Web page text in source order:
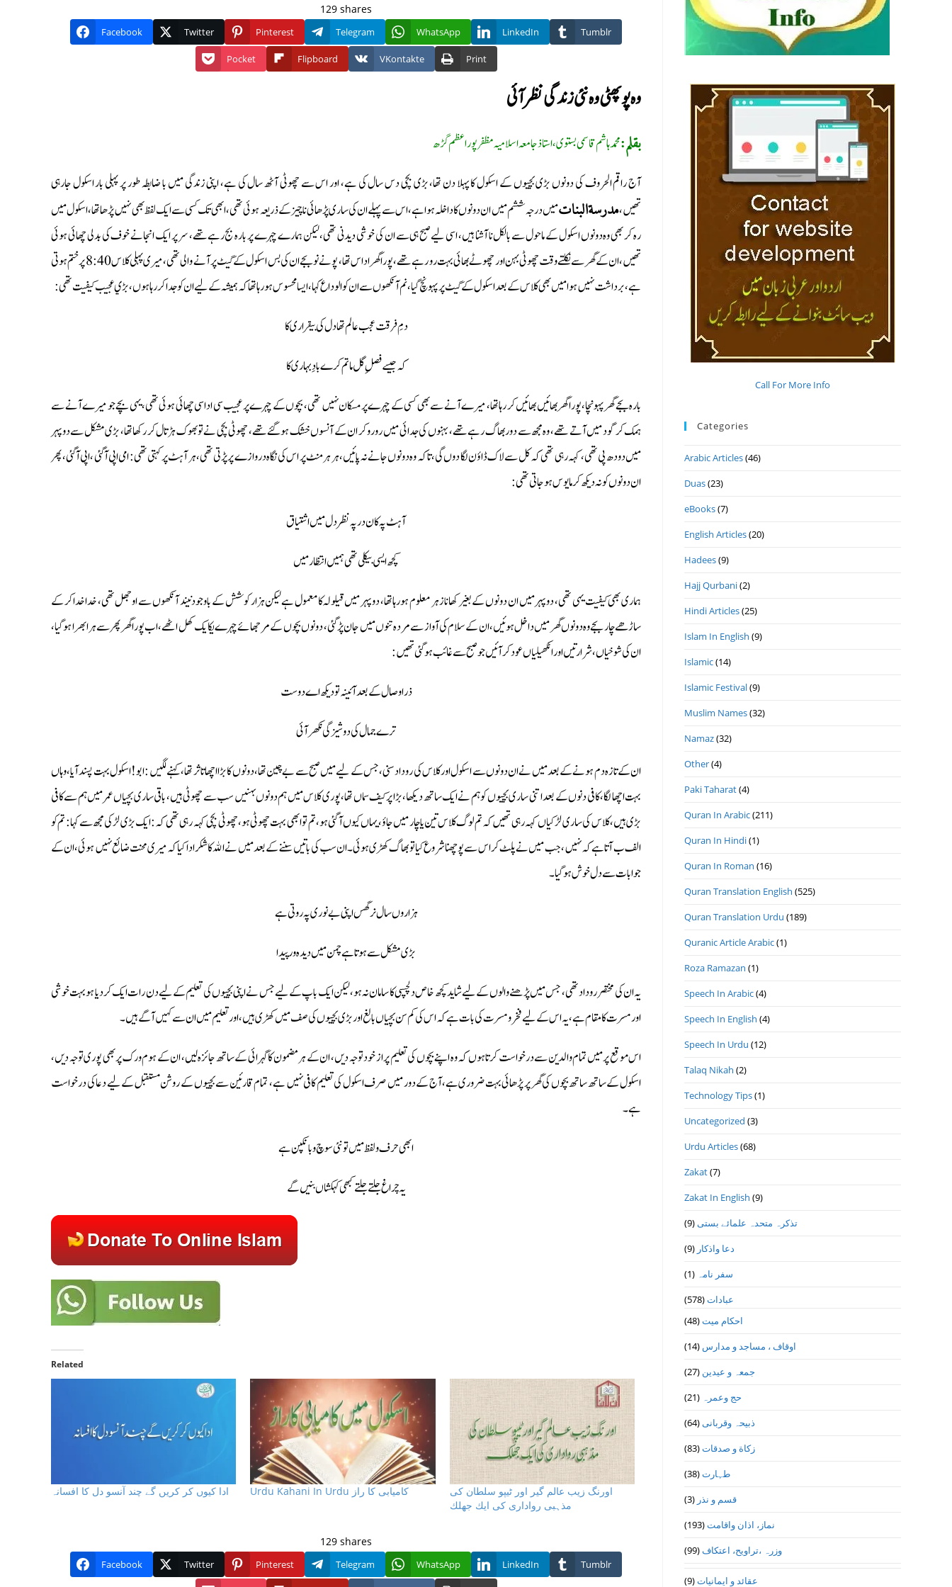
129 shares
Facebook Twitter Pinterest Telegram WhatsApp LinkedIn Tumblr
Pocket Flipboard VKontakte Print
وه پو پھٹى وه نئى زندگى نظر آئى
بقلم:محمد ہاشم قاسمى بستوى، استاذ جامعہ اسلاميہ مظفرپور اعظم گڑھ
آج راقم الحروف كى دونوں بڑى بچيوں كے اسكول كا پہلا دن تھا، بڑى بچى دس سال كى ہے، اور اس سے چھوٹى آٹھ سال كى ہے، اپنى زندگى ميں با ضابطہ طور پر پہلى بار اسكول جارہى
تھيں،مدرسةالبناتميں درجہ ششم ميں ان دونوں كا داخلہ ہوا ہے، اس سے پہلے ان كى سارى پڑھائى ناچيز كے ذريعہ ہوئى تھى، ابھى تك كسى سے ايك لفظ بھى نہيں پڑھا تھا، اسكول ميں
رہ كر بھى وہ دونوں اسكول كے ماحول سے بالكل نا آشنا ہيں، اسى ليےصبح ہى سے ان كى خوشى ديدنى تھى، ليكن ہمارے چہرے پر بارہ بج رہےتھے، سر پر ايك انجانے خوف كى بدلى چھائى ہوئى
تھيں،ان كے گھر سے نكلتے وقت چھوٹى بہن اور چھوٹے بھائى بہت رو رہے تھے، پورا گھر اداس تھا، پونے نوبجے ان كى بس اسكول كے گيٹ پر آنے والى تھى، ميرى پہلى كلاس 8:40 پر ختم ہوتى
ہے، برداشت نہيں ہوا ميں بھى كلاس كے بعد اسكول كے گيٹ پر پہونچ گيا، نم آنكھوں سے ان كو الوداع كہا، ايسا محسوس ہو رہا تھا كہ ہميشہ كے ليے ان كو جدا كر رہا ہوں، بڑي عجيب كيفيت تھى:
دمِ فرقت عجب عالم تھا دل كى بيقرارى كا
كہ جيسے فصلِ گل ماتم كرے بادِ بہارى كا
بارہ بجے گھر پہونچا،پورا گھر بھائيں بھائيں كر رہا تھا، ميرے آنے سے بھى كسى كے چہرے پر مسكان نہيں تھى، بچوں كے چہرے پر عجيب سى اداسى چھائى ہوئى تھى،يہى بچے جو ميرے آنے سے
ہمك كر گود ميں آتے تھے ، وہ مجھ سے دور بھاگ رہے تھے،بہنوں كى جدائى ميں رو رو كر ان كے آنسوں خشك ہوگئے تھے، چھوٹى بچى نے تو بھوك ہڑتال كر ركھا تھا، بڑى مشكل سے دوپہر
ميں دودھ پى تھى، كہہ رہى تھى كہ كل سے لاك ڈاؤن لگا دوں گى، تاكہ وہ دونوں جانے نہ پائيں، ہر ہر منٹ پر اس كى نگاہ دروازے پرپڑتى تھى، ہر آہٹ پر كہتى تھى: امى اپى آگئى ، اپى آگئى ، پھر
ان دونوں كو نہ ديكھ كر مايوس ہو جاتى تھى:
آہٹ پہ كان در پہ نظر دل ميں اشتياق
كچھ ايسى بيكلى تھى ہميں انتظار ميں
ہمارى بھى كيفيت يہى تھى، دوپہر ميں ان دونوں كے بغير كهانازہر معلوم ہو رہاتھا، دوپہر ميں قيلولہ كا معمول ہےليكن ہزار كوشش كے باوجود نيند آنكھوں سے اوجھل تھى، خدا خدا كر كے
ساڑھے چار بجے وہ دونوں گھر ميں داخل ہوئيں، ان كے سلام كى آواز سے مردہ تنوں ميں جان پڑ گئى، دونوں بچوں كےمرجھائے چہرے يكايك كھل اٹھے، اب پورا گھر پھر سے ہرا بھرا ہو گيا،
ان كى شوخياں، شرارتيں اور اٹكھيلياں عود كر آئيں جو صبح سے غائب ہو گئى تھيں:
ذرا وصال كے بعد آئينہ تو ديكھ اے دوست
ترے جمال كى دوشيزگى نكھر آئى
ان كےتازہ دم ہونے كے بعد ميں نے ان دونوں سے اسكول اور كلاس كى روداد سنى، جس كے ليے ميں صبح سے بے چين تھا، دونوں كا بڑا اچھا تاثر تھا، كہنے لگيں : ابو !اسكول بہت پسند آيا، وہاں
بہت اچھا لگا، كافى دنوں كے بعد اتنى سارى بچيوں كو ہم نے ايك ساتھ ديكھا، بڑا پركيف سماں تھا، پورى كلاس ميں ہم دونوں بہنيں سب سے چھوٹى ہيں، باقى سارى بچياں عمر ميں ہم سے كافى
بڑى ہيں،كلاس كى سارى لڑكياں كہہ رہى تھيں كہ تم لوگ كلاس تين يا چار ميں جاؤ، يہاں كيوں آ گئى ہو، تم تو ابھى بہت چھوٹى ہو،چھوٹى بچى كہہ رہى تھى كہ: ايك بڑى لڑكى مجھ سے كہا : تم كو
الف ب آتا ہے كہ نہيں، جب ميں نےپلٹ كر اس سے پوچھنا شروع كيا تو بھاگ كھڑى ہوئى۔ ان سب كى باتيں سننے كے بعد ميں نے الله كا شكر ادا كيا كہ ميرى محنت ضائع نہيں ہوئى، ان كے
جوابات سے دل خوش ہوگيا۔
ہزاروں سال نر گس اپنى بے نورى پہ روتى ہے
بڑى مشكل سے ہوتا ہے چمن ميں ديدہ ور پيدا
يہ ان كى مختصر روداد تھى، جس ميں پڑھنے والوں كے ليے شايد كچھ خاص دلچسپى كا سامان نہ ہو، ليكن ايك باپ كے ليے جس نے اپنى بچيوں كى تعليم كے ليے دن رات ايك كر ديا ہو بہت خوشى
اور مسرت كا مقام ہے، يہ اس كے ليے فخر ومسرت كى بات ہے كہ اس كى كم سن بچياں بالغ اور بڑى بچيوں كى صف ميں كھڑى ہيں، اور تعليم ميں ان سے كہيں آگے ہيں۔
اس موقع پر ميں تمام والدين سے درخواست كرتا ہوں كہ وہ اپنے بچوں كى تعليم پر از خود توجہ ديں ، ان كے ہر مضمون كا گہرائى كے ساتھ جائزہ ليں، ان كے ہوم ورك پر بھى پورى توجہ ديں ،
اسكول كے ساتھ ساتھ بچوں كى گھر پر پڑھائى بہت ضرورى ہے،آج كے دور ميں صرف اسكول كى تعليم كافى نہيں ہے، تمام قارئين سے بچيوں كے روشن مستقبل كے ليے دعا كى درخواست
ہے۔
ابھى حرف ولفظ ميں تو نئى سوچ وبانكپن ہے
يہ چراغ جلتے جلتے كبھى كہكشاں بنيں گے
Related
ادا كيوں كر كريں گے چند آنسو دل كا افسانہ Urdu Kahani In Urdu کامیابی کا راز
اورنگ زيب عالم گير اور ٹيپو سلطان كى
مذہبى روادارى كى ايك جھلك
129 shares
Facebook Twitter Pinterest Telegram WhatsApp LinkedIn Tumblr
Call For More Info
Categories
Arabic Articles(46)
Duas(23)
eBooks(7)
English Articles(20)
Hadees(9)
Hajj Qurbani(2)
Hindi Articles(25)
Islam In English (9)
Islamic(14)
Islamic Festival(9)
Muslim Names(32)
Namaz(32)
Other(4)
Paki Taharat(4)
Quran In Arabic(211)
Quran In Hindi(1)
Quran In Roman (16)
Quran Translation English (525)
Quran Translation Urdu (189)
Quranic Article Arabic(1)
Roza Ramazan (1)
Speech In Arabic(4)
Speech In English (4)
Speech In Urdu (12)
Talaq Nikah (2)
Technology Tips(1)
Uncategorized (3)
Urdu Articles(68)
Zakat(7)
Zakat In English (9)
تذكرہ متحدہ علمائے بستى(9)
دعا واذكار (9)
سفر نامہ (1)
عبادات(578)
احکام میت(48)
اوقاف ، مساجد و مدارس (14)
جمعہ و عیدین (27)
حج وعمرہ (21)
ذبیحہ وقربانی(64)
زکاة و صدقات(83)
طہارت(38)
قسم و نذر (3)
نماز، اذان واقامت(193)
وزرہ ،تراويح، اعتكاف(99)
عقائد و ایمانیات(9)